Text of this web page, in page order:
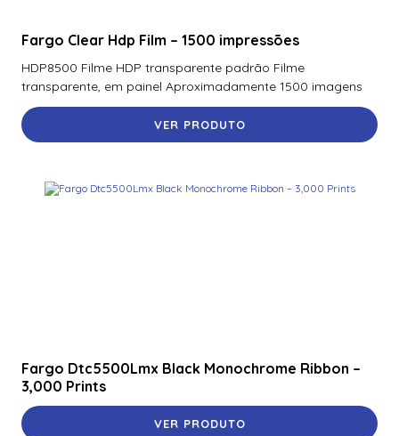
Fargo Clear Hdp Film – 1500 impressões
HDP8500 Filme HDP transparente padrão Filme
transparente, em painel Aproximadamente 1500 imagens
VER PRODUTO
Fargo Dtc5500Lmx Black Monochrome Ribbon –
3,000 Prints
VER PRODUTO